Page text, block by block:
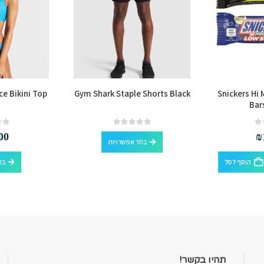
Snickers Hi
₪
הוסף לסל
Gym Shark Staple Shorts Black
0
out of 5
בחר אפשרויות
למוצר זה יש מספר סוגים. ניתן לבחור את האפשרויות בעמוד המוצר
Bikini Top
תהיו בקשר!